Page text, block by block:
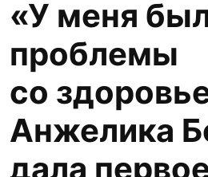
«У меня
проблемы
со
Анжелика
дала